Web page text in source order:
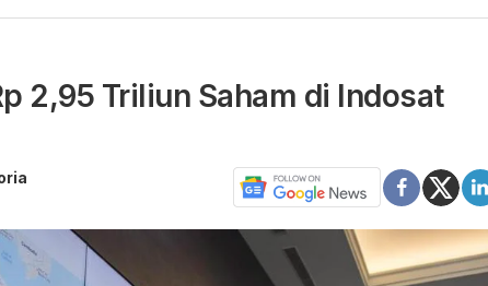
2,95 Triliun Saham di Indosat